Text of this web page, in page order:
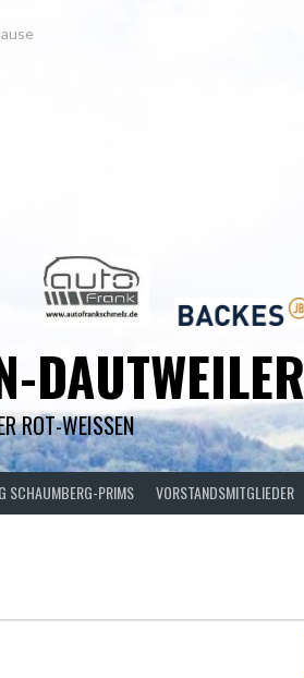
DAUTWEILER
ROT-WEISSEN
SCHAUMBERG-PRIMS VORSTANDSMITGLIEDER